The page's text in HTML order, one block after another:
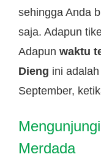
sehingga Anda
saja. Adapun
Adapun waktu
Dieng ini
September,
Merdada